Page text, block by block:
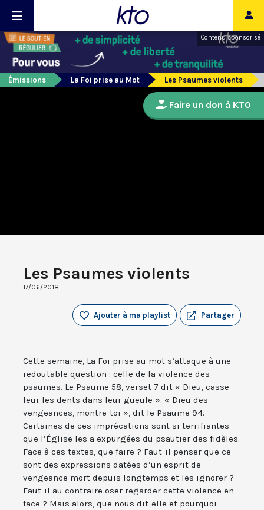
Contenu sponsorisé
Émissions La Foi prise au Mot Les Psaumes violents
Les Psaumes violents
17/06/2018
Partager
Ajouter à ma playlist
Cette semaine, La Foi prise au mot s’attaque à une
redoutable question : celle de la violence des
psaumes. Le Psaume 58, verset 7 dit « Dieu, casse-
leur les dents dans leur gueule ». « Dieu des
vengeances, montre-toi », dit le Psaume 94.
Certaines de ces imprécations sont si terrifiantes
que l’Église les a expurgées du psautier des fidèles.
Face à ces textes, que faire ? Faut-il penser que ce
sont des expressions datées d’un esprit de
vengeance mort depuis longtemps et les ignorer ?
Faut-il au contraire oser regarder cette violence en
face ? Mais alors, que nous dit-elle et pourquoi
Faire un don à KTO